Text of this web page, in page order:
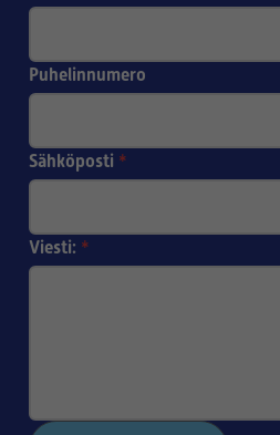
Puhelinnumero
Sähköposti *
Viesti: *